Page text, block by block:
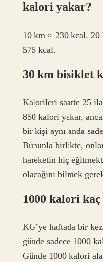
kalori yakar?
10 km ≈ 230 kcal.
575 kcal.
30 km bisiklet
Kalorileri saatte 25
850 kalori yakar,
bir kişi aynı anda
Bununla birlikte,
hareketin hiç
olacağını bilmek
1000 kalori
KG’ye haftada bir
günde sadece 1000
Günde 1000 kalori